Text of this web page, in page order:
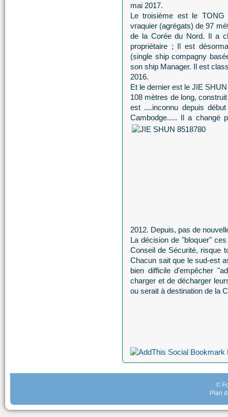
mai 2017.
Le troisième est le
vraquier (agrégats) de 97
de la Corée du Nord. Il a
propriétaire ; Il est
(single ship compagny
son ship Manager. Il est
2016.
Et le dernier est le JIE
108 mètres de long,
est ....inconnu depuis
Cambodge..... Il a changé
2012. Depuis, pas de
La décision de "bloquer"
Conseil de Sécurité, risque
Chacun sait que le sud-est
bien difficile d'empêcher
charger et de décharger
ou serait à destination de la
©
Plan